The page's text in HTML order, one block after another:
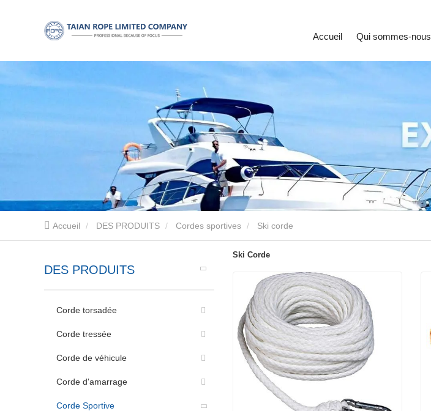
Accueil Qui sommes-nous
Accueil DES PRODUITS Cordes sportives Ski corde
DES PRODUITS
Corde torsadée
Corde tressée
Corde de véhicule
Corde d'amarrage
Corde Sportive
Ski Corde